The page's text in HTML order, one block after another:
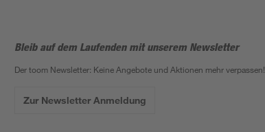
Bleib auf dem Laufenden mit unserem Newsletter
Der toom Newsletter: Keine Angebote und Aktionen mehr verpassen!
Zur Newsletter Anmeldung